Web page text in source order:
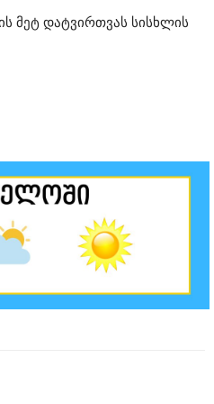
მეტ დატვირთვას სისხლის